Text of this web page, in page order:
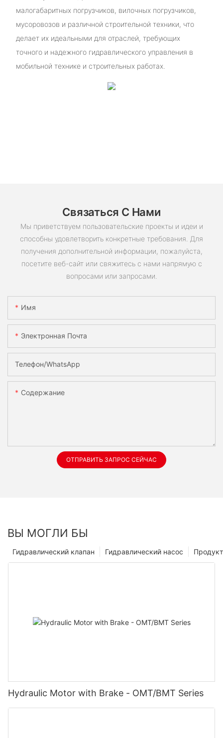
малогабаритных погрузчиков, вилочных погрузчиков,
мусоровозов и различной строительной техники, что
делает их идеальными для отраслей, требующих
точного и надежного гидравлического управления в
мобильной технике и строительных работах.
Связаться С Нами
Мы приветствуем пользовательские проекты и идеи и
способны удовлетворить конкретные требования. Для
получения дополнительной информации, пожалуйста,
посетите веб-сайт или свяжитесь с нами напрямую с
вопросами или запросами.
Имя
Электронная Почта
Телефон/WhatsApp
Содержание
ОТПРАВИТЬ ЗАПРОС СЕЙЧАС
ВЫ МОГЛИ БЫ
Гидравлический насос
Гидравлический клапан
Hydraulic Motor with Brake - OMT/BMT Series